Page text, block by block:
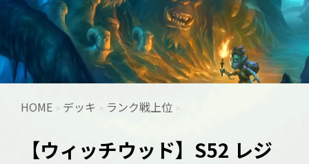
HOME > デッキ > ランク戦上位 >
【ウィッチウッド】S52 レジ